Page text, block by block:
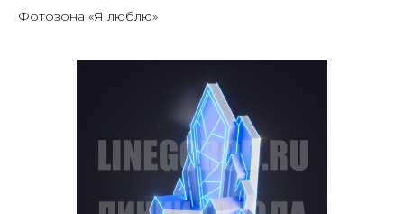
Фотозона «Я люблю»